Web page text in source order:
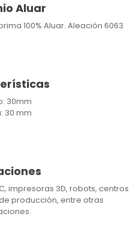
Aluar
100% Aluar. Aleación 6063
30mm
30 mm
impresoras 3D, robots, centros
producción, entre otras